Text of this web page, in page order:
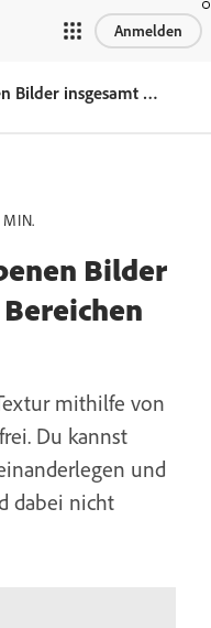
Anmelden
Mit Einstellungsebenen Bilder insgesamt oder in Bereichen optimieren.
Bilder
mithilfe von
Du kannst
und
dabei nicht